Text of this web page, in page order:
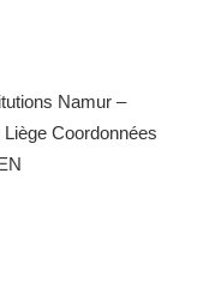
Namur –
Coordonnées